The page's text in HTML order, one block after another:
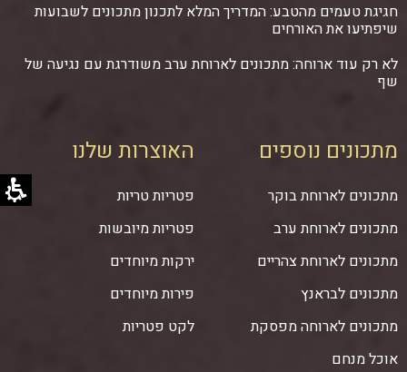
חגיגת טעמים מהטבע: המדריך המלא לתכנון מתכונים לשבועות
שיפתיעו את האורחים
לא רק עוד ארוחה: מתכונים לארוחת ערב משודרגת עם נגיעה של
שף
מתכונים נוספים
מתכונים לארוחת בוקר
מתכונים לארוחת ערב
מתכונים לארוחת צהריים
מתכונים לבראנץ
מתכונים לארוחה מפסקת
אוכל מנחם
האוצרות שלנו
פטריות טריות
פטריות מיובשות
ירקות מיוחדים
פירות מיוחדים
לקט פטריות